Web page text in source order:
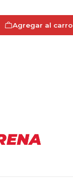
Agregar al carro